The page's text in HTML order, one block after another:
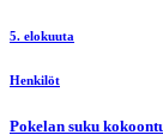
5. elokuuta
Henkilöt
Pokelan suku